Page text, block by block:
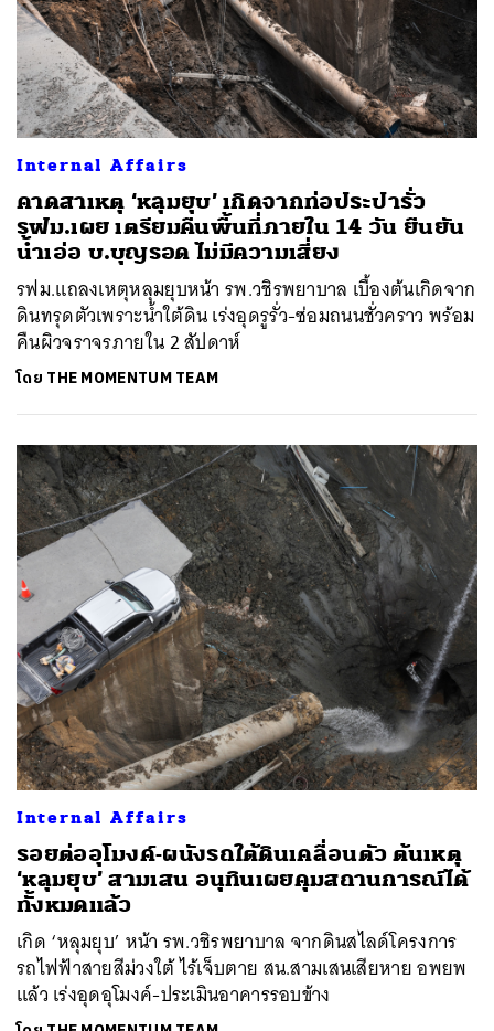
Internal Affairs
คาดสาเหตุ ‘หลุมยุบ’ เกิดจากท่อประปารั่ว
รฟม.เผย เตรียมคืนพื้นที่ภายใน 14 วัน ยืนยัน
น้ำเอ่อ บ.บุญรอด ไม่มีความเสี่ยง
รฟม.แถลงเหตุหลุมยุบหน้า รพ.วชิรพยาบาล เบื้องต้นเกิดจาก
ดินทรุดตัวเพราะน้ำใต้ดิน เร่งอุดรูรั่ว-ซ่อมถนนชั่วคราว พร้อม
คืนผิวจราจรภายใน 2 สัปดาห์
โดย THE MOMENTUM TEAM
Internal Affairs
รอยต่ออุโมงค์-ผนังรถใต้ดินเคลื่อนตัว ต้นเหตุ
‘หลุมยุบ’ สามเสน อนุทินเผยคุมสถานการณ์ได้
ทั้งหมดแล้ว
เกิด ‘หลุมยุบ’ หน้า รพ.วชิรพยาบาล จากดินสไลด์โครงการ
รถไฟฟ้าสายสีม่วงใต้ ไร้เจ็บตาย สน.สามเสนเสียหาย อพยพ
แล้ว เร่งอุดอุโมงค์-ประเมินอาคารรอบข้าง
ค้นหา
SHARE TWEET LINE EMAIL